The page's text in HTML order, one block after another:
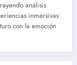
análisis
inmersivas
con la emoción